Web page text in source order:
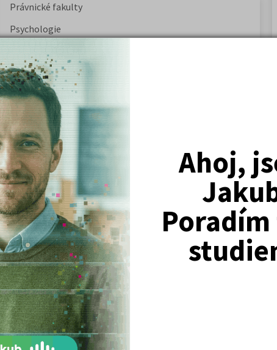
Ahoj,
Právnické fakulty
Psychologie
Lékařské fakulty, farmacie
Společenské a human. vědy
Ekonomické fakulty
Žurnalistika
Politologie a mezinár. vztahy
Policejní akademie
Tyrolské
Kritika hry M. L. King v Salesiánském
divadle
struktuře
Základní charakteristiky obyvatelstva
a geografie sídel
Tyrolské
Romain Rolland: Petr a Lucie